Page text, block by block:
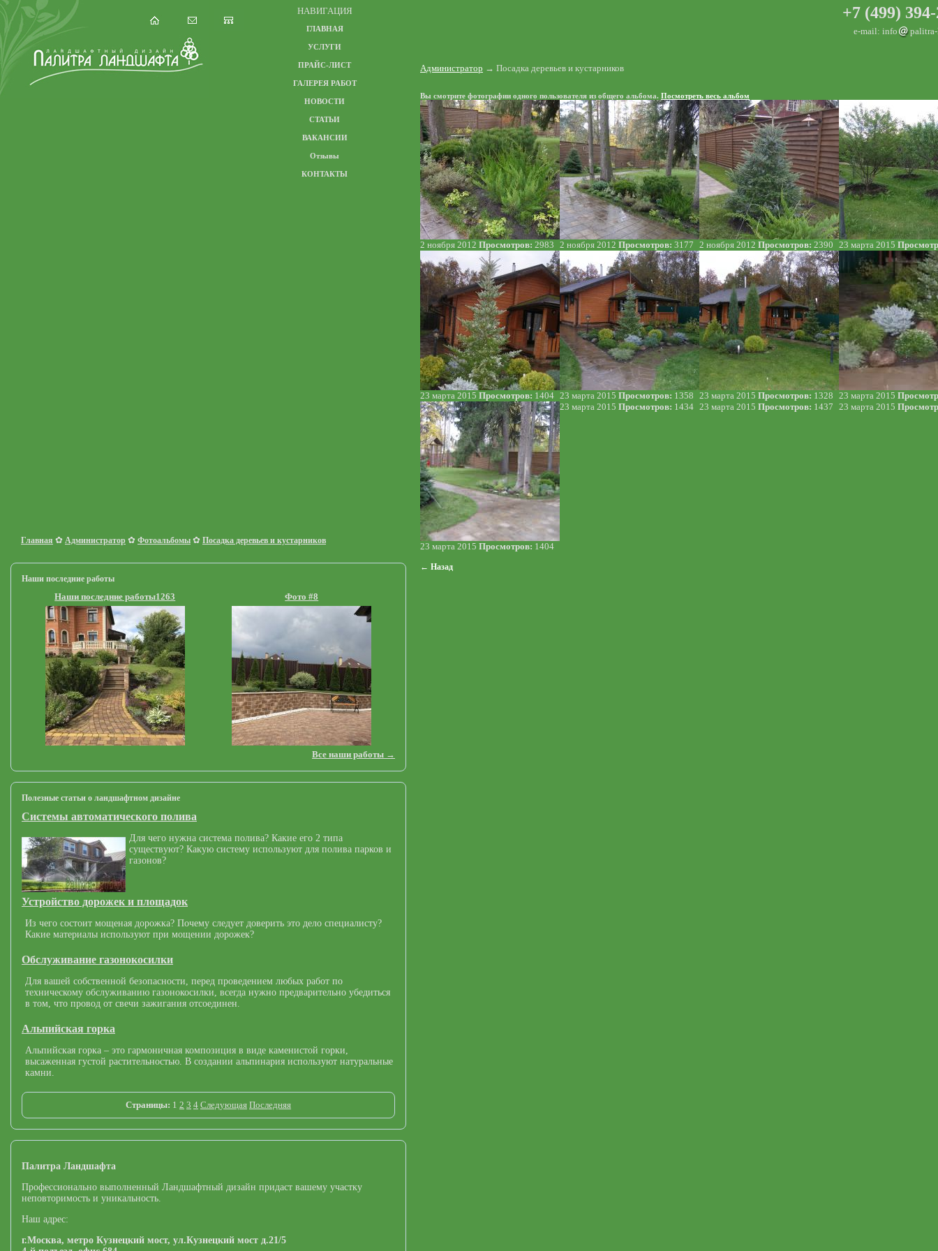
НАВИГАЦИЯ
ГЛАВНАЯ
УСЛУГИ
ПРАЙС-ЛИСТ
ГАЛЕРЕЯ РАБОТ
НОВОСТИ
СТАТЬИ
ВАКАНСИИ
Отзывы
КОНТАКТЫ
Главная ✿ Администратор ✿ Фотоальбомы ✿ Посадка деревьев и кустарников
Наши последние работы
Наши последние работы1263 Фото #8
Все наши работы →
Полезные статьи о ландшафтном дизайне
Системы автоматического полива
Для чего нужна система полива? Какие его 2 типа
существуют? Какую систему используют для полива парков и
газонов?
Устройство дорожек и площадок
Из чего состоит мощеная дорожка? Почему следует доверить это дело специалисту?
Какие материалы используют при мощении дорожек?
Обслуживание газонокосилки
Для вашей собственной безопасности, перед проведением любых работ по
техническому обслуживанию газонокосилки, всегда нужно предварительно убедиться
в том, что провод от свечи зажигания отсоединен.
Альпийская горка
Альпийская горка – это гармоничная композиция в виде каменистой горки,
высаженная густой растительностью. В создании альпинария используют натуральные
камни.
Страницы: 1 2 3 4 Следующая Последняя
Палитра Ландшафта
Профессионально выполненный Ландшафтный дизайн придаст вашему участку
неповторимость и уникальность.
Наш адрес:
г.Москва, метро Кузнецкий мост, ул.Кузнецкий мост д.21/5
+7 (499)
e-mail: info
Администратор → Посадка деревьев и кустарников
Вы смотрите фотографии одного пользователя из общего альбома. Посмотреть весь альбом
2 ноября 2012 Просмотров: 2983 2 ноября 2012 Просмотров: 3177 2 ноября 2012 Просмотров: 2390 23 марта 2015
23 марта 2015 Просмотров: 1404 23 марта 2015 Просмотров: 1358 23 марта 2015 Просмотров: 1328 23 марта 2015
23 марта 2015 Просмотров: 1404
23 марта 2015 Просмотров: 1434 23 марта 2015 Просмотров: 1437 23 марта 2015
← Назад